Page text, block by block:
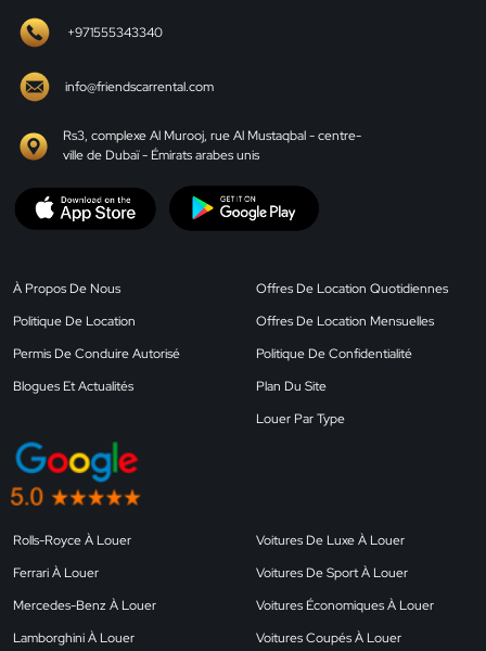
+971555343340
info@friendscarrental.com
Rs3, complexe Al Murooj, rue Al Mustaqbal - centre-
ville de Dubaï - Émirats arabes unis
À Propos De Nous
Politique De Location
Permis De Conduire Autorisé
Blogues Et Actualités
Offres De Location Quotidiennes
Offres De Location Mensuelles
Politique De Confidentialité
Plan Du Site
Louer Par Type
Rolls-Royce À Louer
Ferrari À Louer
Mercedes-Benz À Louer
Lamborghini À Louer
Voitures De Luxe À Louer
Voitures De Sport À Louer
Voitures Économiques À Louer
Voitures Coupés À Louer